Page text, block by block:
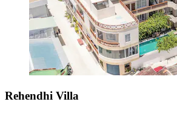
Rehendhi Villa